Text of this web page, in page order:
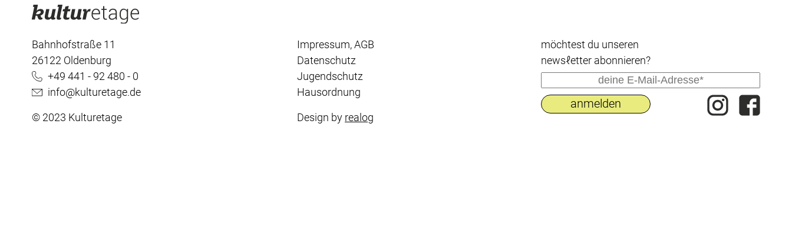
Bahnhofstraße 11
26122 Oldenburg
+49 441 - 92 480 - 0
info@kulturetage.de
Impressum,AGB
Datenschutz
Jugendschutz
Hausordnung
© 2023 Kulturetage Design by realog
möchtest du uпseren
newsℓetter abonnieren?